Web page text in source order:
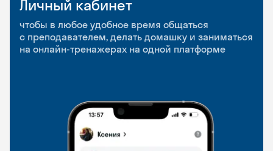
Личный кабинет
чтобы в любое удобное время общаться
с преподавателем, делать домашку и заниматься
на онлайн-тренажерах на одной платформе
Мобильное
приложение
чтобы заниматься и изучать новые слова где
и когда удобно
Разговорные клубы
и Talks
Групповые занятия для разговорной практики
и индивидуальные встречи с преподавателями